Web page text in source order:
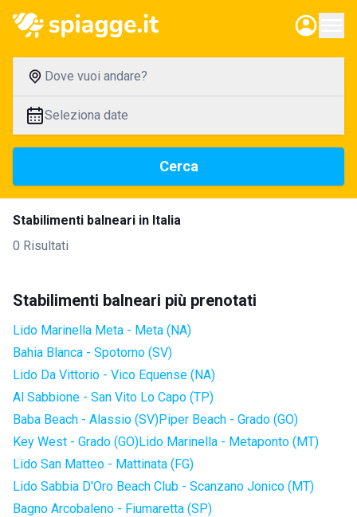
Dove vuoi andare?
Seleziona date
Cerca
Stabilimenti balneari in Italia
0 Risultati
Stabilimenti balneari più prenotati
Lido Marinella Meta - Meta (NA)
Bahia Blanca - Spotorno (SV)
Lido Da Vittorio - Vico Equense (NA)
Al Sabbione - San Vito Lo Capo (TP)
Baba Beach - Alassio (SV)Piper Beach - Grado (GO)
Key West - Grado (GO)Lido Marinella - Metaponto (MT)
Lido San Matteo - Mattinata (FG)
Lido Sabbia D'Oro Beach Club - Scanzano Jonico (MT)
Bagno Arcobaleno - Fiumaretta (SP)